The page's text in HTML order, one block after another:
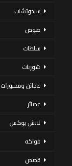
سندوتشات
صوص
سلطات
شوربات
عجائن ومخبوزات
عصائر
لانش بوكس
فواكه
قصص